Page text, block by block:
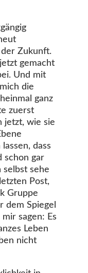
Zukunft.
gemacht
Und mit
die
ganz
zuerst
jetzt, wie sie
dass
schon gar
selbst sehe
Post,
Gruppe
dem Spiegel
sagen: Es
Leben
nicht